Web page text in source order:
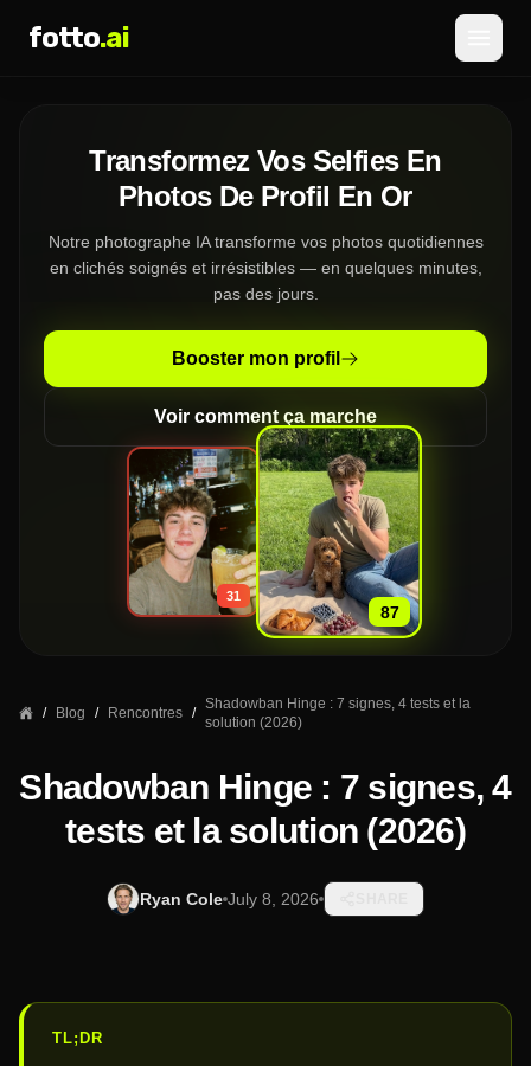
fotto.ai
CONNEXION INSCRIPTION
Transformez Vos Selfies En
Photos De Profil En Or
Notre photographe IA transforme vos photos quotidiennes
en clichés soignés et irrésistibles — en quelques minutes,
pas des jours.
Booster mon profil
Voir comment ça marche
31
»
87
/ Blog / Rencontres /
Shadowban Hinge : 7 signes, 4 tests et la
solution (2026)
Shadowban Hinge : 7 signes, 4
tests et la solution (2026)
Ryan Cole July 8, 2026
TL;DR